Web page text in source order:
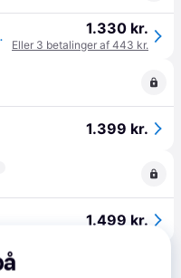
rustik 1.330 kr.
Eller 3 betalinger af 443 kr.
1.399 kr.
1.499 kr.